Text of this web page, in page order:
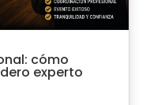
cómo
experto